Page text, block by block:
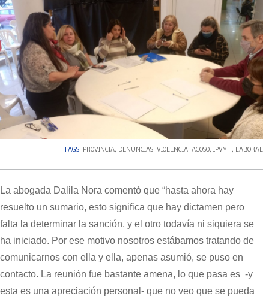
TAGS: PROVINCIA, DENUNCIAS, VIOLENCIA, ACOSO, IPVYH , LABORAL
La abogada Dalila Nora comentó que “hasta ahora hay
resuelto un sumario, esto significa que hay dictamen pero
falta la determinar la sanción, y el otro todavía ni siquiera se
ha iniciado. Por ese motivo nosotros estábamos tratando de
comunicarnos con ella y ella, apenas asumió, se puso en
contacto. La reunión fue bastante amena, lo que pasa es -y
esta es una apreciación personal- que no veo que se pueda